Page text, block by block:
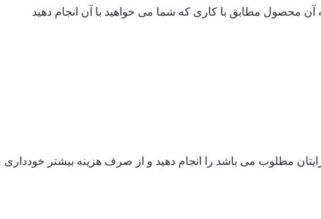
آن محصول مطابق با کاری که شما می خواهید با آن انجام دهید
مطلوب می باشد را انجام دهید و از صرف هزینه بیشتر خودداری